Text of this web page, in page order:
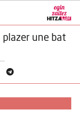
une bat